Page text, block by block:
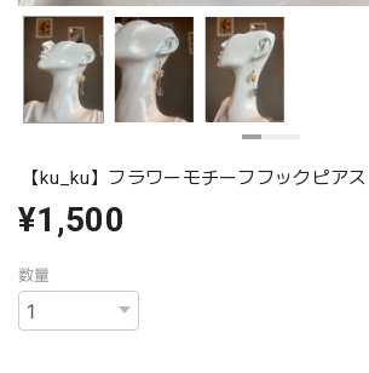
【ku_ku】フラワーモチーフフックピアス
¥1,500
数量